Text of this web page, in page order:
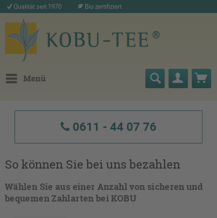
Qualität seit 1970 Bio zertifiziert
Menü
0611 - 44 07 76
So können Sie bei uns bezahlen
Wählen Sie aus einer Anzahl von sicheren und
bequemen Zahlarten bei KOBU